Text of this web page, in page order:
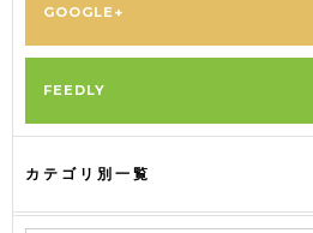
GOOGLE+
FEEDLY
カテゴリ別一覧